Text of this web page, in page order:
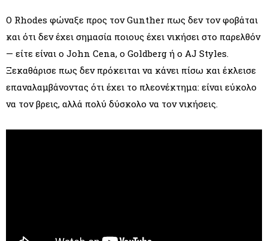
Ο Rhodes φώναξε προς τον Gunther πως δεν τον φοβάται
και ότι δεν έχει σημασία ποιους έχει νικήσει στο παρελθόν
— είτε είναι ο John Cena, ο Goldberg ή ο AJ Styles.
Ξεκαθάρισε πως δεν πρόκειται να κάνει πίσω και έκλεισε
επαναλαμβάνοντας ότι έχει το πλεονέκτημα: είναι εύκολο
να τον βρεις, αλλά πολύ δύσκολο να τον νικήσεις.